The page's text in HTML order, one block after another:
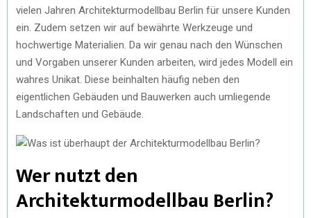
vielen Jahren Architekturmodellbau Berlin für unsere Kunden
ein. Zudem setzen wir auf bewährte Werkzeuge und
hochwertige Materialien. Da wir genau nach den Wünschen
und Vorgaben unserer Kunden arbeiten, wird jedes Modell ein
wahres Unikat. Diese beinhalten häufig neben den
eigentlichen Gebäuden und Bauwerken auch umliegende
Landschaften und Gebäude.
Wer nutzt den
Architekturmodellbau Berlin?